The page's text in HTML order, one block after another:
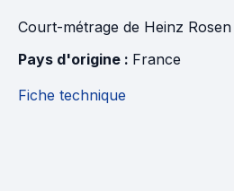
Court-métrage de Heinz Rosen
Pays d'origine : France
Fiche technique